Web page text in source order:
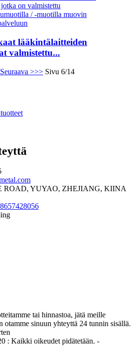
lääkintälaitteiden
valmistettu...
Seuraava >>> Sivu 6/14
ROAD, YUYAO, ZHEJIANG, KIINA
tai hinnastoa, jätä meille
otamme sinuun yhteyttä 24 tunnin sisällä.
: Kaikki oikeudet pidätetään. -